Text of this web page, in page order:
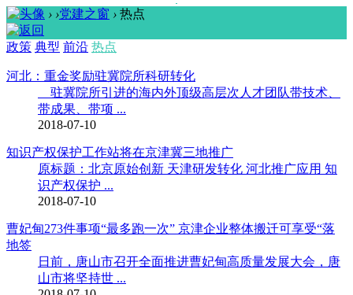
› ›党建之窗 › 热点
政策 典型 前沿 热点
河北：重金奖励驻冀院所科研转化
驻冀院所引进的海内外顶级高层次人才团队带技术、
带成果、带项 ...
2018-07-10
知识产权保护工作站将在京津冀三地推广
原标题：北京原始创新 天津研发转化 河北推广应用 知
识产权保护 ...
2018-07-10
曹妃甸273件事项“最多跑一次” 京津企业整体搬迁可享受“落
地签
日前，唐山市召开全面推进曹妃甸高质量发展大会，唐
山市将坚持世 ...